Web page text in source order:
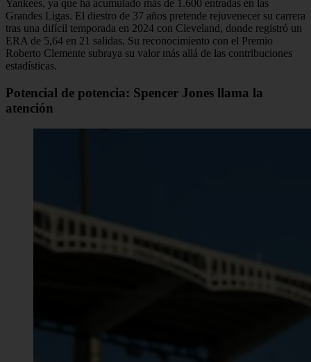
Yankees, ya que ha acumulado más de 1.600 entradas en las
Grandes Ligas. El diestro de 37 años pretende rejuvenecer su carrera
tras una difícil temporada en 2024 con Cleveland, donde registró un
ERA de 5,64 en 21 salidas. Su reconocimiento con el Premio
Roberto Clemente subraya su valor más allá de las contribuciones
estadísticas.
Potencial de potencia: Spencer Jones llama la
atención